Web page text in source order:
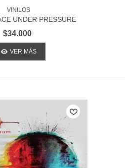
VINILOS
UNDER PRESSURE
$34.000
VER MÁS